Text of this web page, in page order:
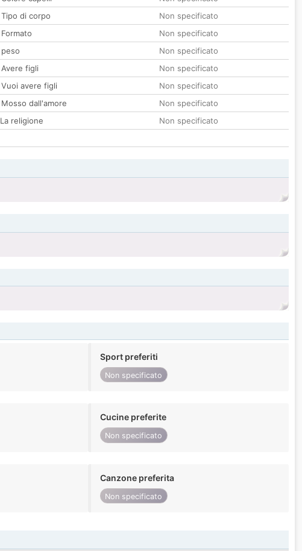
Tipo di corpo
Non specificato
Formato
Non specificato
peso
Non specificato
Avere figli
Non specificato
Vuoi avere figli
Non specificato
Mosso dall'amore
Non specificato
La religione
Non specificato
Sport preferiti
Non specificato
Cucine preferite
Non specificato
Canzone preferita
Non specificato